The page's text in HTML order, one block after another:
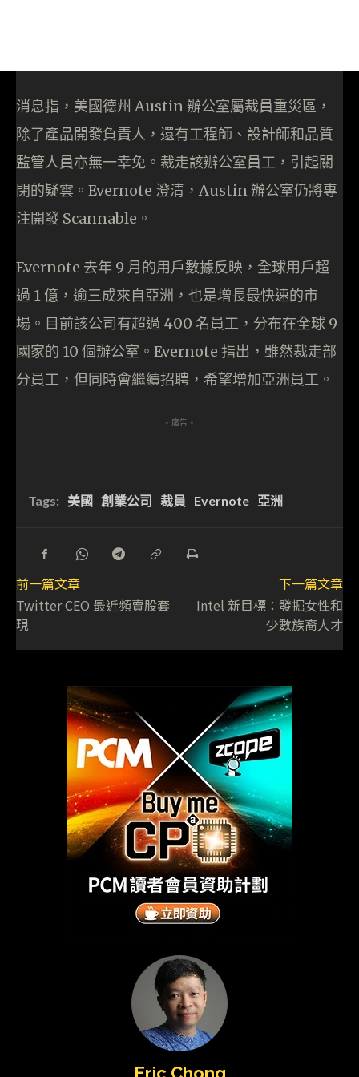
消息指，美國德州 Austin 辦公室屬裁員重災區，
除了產品開發負責人，還有工程師、設計師和品質
監管人員亦無一幸免。裁走該辦公室員工，引起關
閉的疑雲。Evernote 澄清，Austin 辦公室仍將專
注開發 Scannable。
Evernote 去年 9 月的用戶數據反映，全球用戶超
過 1 億，逾三成來自亞洲，也是增長最快速的市
場。目前該公司有超過 400 名員工，分布在全球 9
國家的 10 個辦公室。Evernote 指出，雖然裁走部
分員工，但同時會繼續招聘，希望增加亞洲員工。
- 廣告 -
Tags: 美國 創業公司 裁員 Evernote 亞洲
前一篇文章
Twitter CEO 最近頻賣股套
現
下一篇文章
Intel 新目標：發掘女性和
少數族裔人才